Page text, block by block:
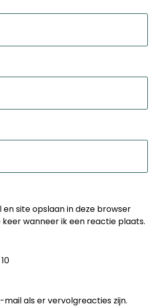
en site opslaan in deze browser
wanneer ik een reactie plaats.
10
mail als er vervolgreacties zijn.